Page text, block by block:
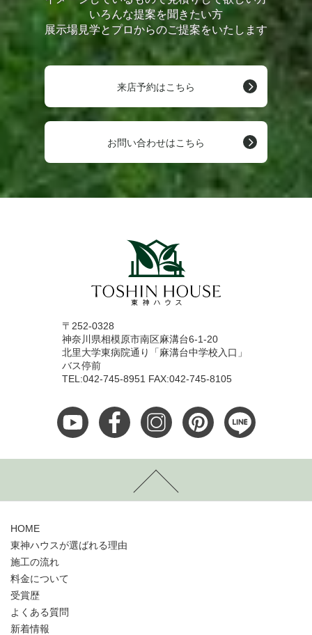
いろんな提案を聞きたい方
展示場見学とプロからのご提案をいたします
来店予約はこちら
お問い合わせはこちら
〒252-0328
神奈川県相模原市南区麻溝台6-1-20
北里大学東病院通り「麻溝台中学校入口」
バス停前
TEL:042-745-8951 FAX:042-745-8105
HOME
東神ハウスが選ばれる理由
施工の流れ
料金について
受賞歴
よくある質問
新着情報